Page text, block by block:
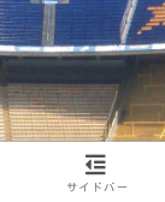
サイドバー